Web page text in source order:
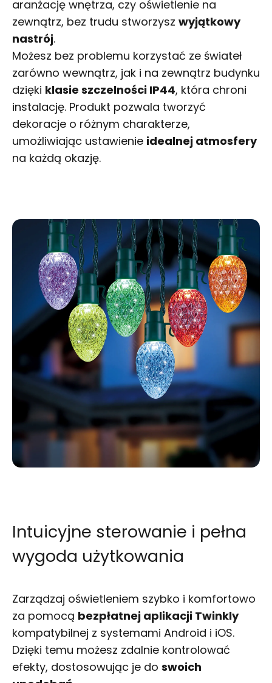
aranżację wnętrza, czy oświetlenie na
zewnątrz, bez trudu stworzysz wyjątkowy
nastrój.
Możesz bez problemu korzystać ze świateł
zarówno wewnątrz, jak i na zewnątrz budynku
dzięki klasie szczelności IP44, która chroni
instalację. Produkt pozwala tworzyć
dekoracje o różnym charakterze,
umożliwiając ustawienie idealnej atmosfery
na każdą okazję.
Intuicyjne sterowanie i pełna
wygoda użytkowania
Zarządzaj oświetleniem szybko i komfortowo
za pomocą bezpłatnej aplikacji Twinkly
kompatybilnej z systemami Android i iOS.
Dzięki temu możesz zdalnie kontrolować
efekty, dostosowując je do swoich